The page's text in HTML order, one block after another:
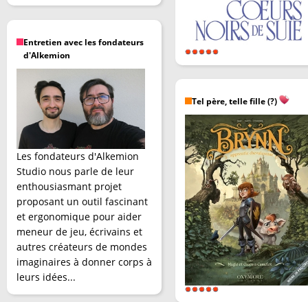
Entretien avec les fondateurs
d'Alkemion
Les fondateurs d'Alkemion
Studio nous parle de leur
enthousiasmant projet
proposant un outil fascinant
et ergonomique pour aider
meneur de jeu, écrivains et
autres créateurs de mondes
imaginaires à donner corps à
leurs idées...
Tel père, telle fille (?)